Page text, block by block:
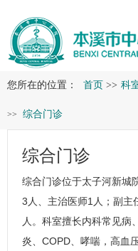
您所在的位置： 首页 >> 科
>> 综合门诊
综合门诊
综合门诊位于太子河新城
3人、主治医师1人；副主
人。科室擅长内科常见病
炎、COPD、哮喘，高血